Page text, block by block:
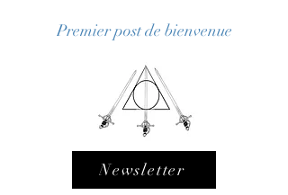
Premier post de bienvenue
Newsletter